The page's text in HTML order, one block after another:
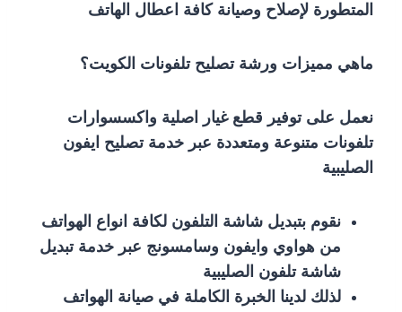
المتطورة لإصلاح وصيانة كافة اعطال الهاتف
ماهي مميزات ورشة تصليح تلفونات الكويت؟
نعمل على توفير قطع غيار اصلية واكسسوارات
تلفونات متنوعة ومتعددة عبر خدمة تصليح ايفون
الصليبية
نقوم بتبديل شاشة التلفون لكافة انواع الهواتف
من هواوي وايفون وسامسونج عبر خدمة تبديل
شاشة تلفون الصليبية
لذلك لدينا الخبرة الكاملة في صيانة الهواتف